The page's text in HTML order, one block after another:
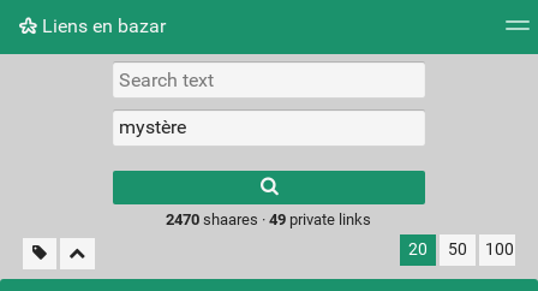
Liens en bazar
Picture wall
2470 shaares ·49 private links
20 50 100